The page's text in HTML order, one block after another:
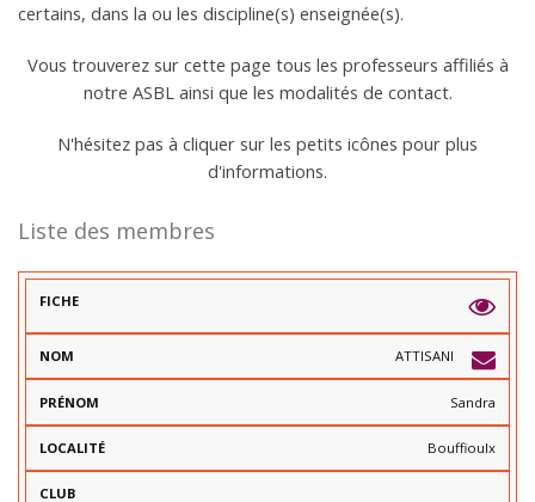
certains, dans la ou les discipline(s) enseignée(s).
Vous trouverez sur cette page tous les professeurs affiliés à
notre ASBL ainsi que les modalités de contact.
N'hésitez pas à cliquer sur les petits icônes pour plus
d'informations.
Liste des membres
M
P
R
É
N
O
O
A
I
U
(
)
V
ATTISANI
Sandra
Bouffioulx